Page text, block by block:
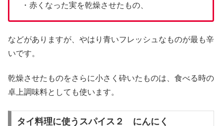
・赤くなった実を乾燥させたもの、
などがありますが、やはり青いフレッシュなものが最も辛
いです。
乾燥させたものをさらに小さく砕いたものは、食べる時の
卓上調味料としても使います。
タイ料理に使うスパイス２ にんにく